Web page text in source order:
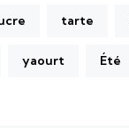
tarte
yaourt Été